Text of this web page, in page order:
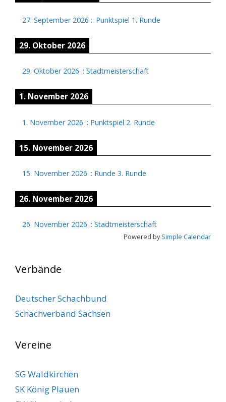
27. September 2026 :: Punktspiel 1. Runde
29. Oktober 2026
29. Oktober 2026 :: Stadtmeisterschaft
1. November 2026
1. November 2026 :: Punktspiel 2. Runde
15. November 2026
15. November 2026 :: Runde 3. Runde
26. November 2026
26. November 2026 :: Stadtmeisterschaft
Powered bySimple Calendar
Verbände
Deutscher Schachbund
Schachverband Sachsen
Vereine
SG Waldkirchen
SK König Plauen